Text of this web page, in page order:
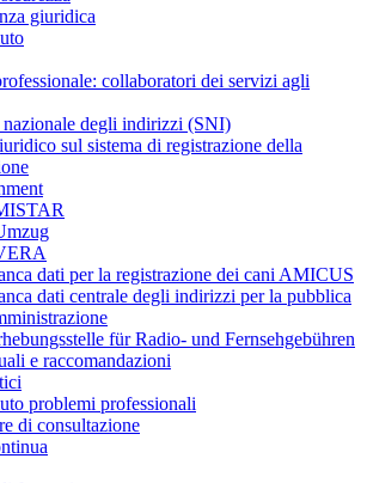
giuridica
collaboratori dei servizi agli
nazionale degli indirizzi (SNI)
sul sistema di registrazione della
dati per la registrazione dei cani AMICUS
dati centrale degli indirizzi per la pubblica
für Radio- und Fernsehgebühren
e raccomandazioni
problemi professionali
di consultazione